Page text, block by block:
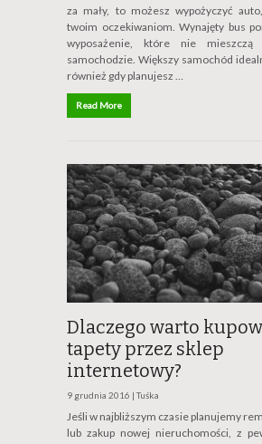
za mały, to możesz wypożyczyć
twoim oczekiwaniom. Wynajęty bus
wyposażenie, które nie
samochodzie. Większy samochód
również gdy planujesz …
Read More
Dlaczego warto
tapety przez sklep
internetowy?
9 grudnia 2016 |Tuśka
Jeśli w najbliższym czasie planujemy
lub zakup nowej nieruchomości, z